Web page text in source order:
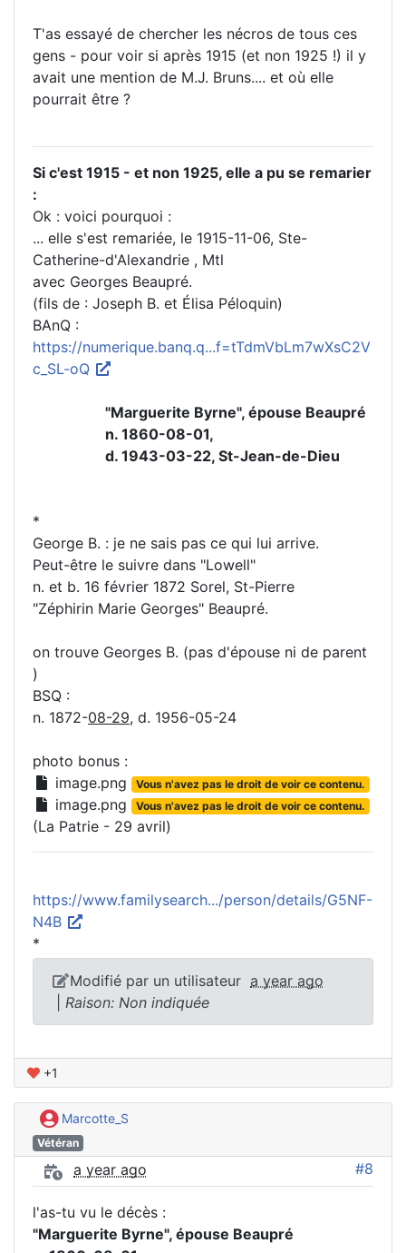
T'as essayé de chercher les nécros de tous ces
gens - pour voir si après 1915 (et non 1925 !) il y
avait une mention de M.J. Bruns.... et où elle
pourrait être ?
Si c'est 1915 - et non 1925, elle a pu se remarier
:
Ok : voici pourquoi :
... elle s'est remariée, le 1915-11-06, Ste-
Catherine-d'Alexandrie , Mtl
avec Georges Beaupré.
(fils de : Joseph B. et Élisa Péloquin)
BAnQ :
https://numerique.banq.q...f=tTdmVbLm7wXsC2V
c_SL-oQ
"Marguerite Byrne", épouse Beaupré
n. 1860-08-01,
d. 1943-03-22, St-Jean-de-Dieu
*
George B. : je ne sais pas ce qui lui arrive.
Peut-être le suivre dans "Lowell"
n. et b. 16 février 1872 Sorel, St-Pierre
"Zéphirin Marie Georges" Beaupré.
on trouve Georges B. (pas d'épouse ni de parent
)
BSQ :
n. 1872-08-29, d. 1956-05-24
photo bonus :
image.png
Vous n'avez pas le droit de voir ce contenu.
image.png Vous n'avez pas le droit de voir ce contenu.
(La Patrie - 29 avril)
https://www.familysearch.../person/details/G5NF-
N4B
*
Modifié par un utilisateur a year ago
Raison: Non indiquée
+1
Marcotte_S
Vétéran
a year ago #8
l'as-tu vu le décès :
"Marguerite Byrne", épouse Beaupré